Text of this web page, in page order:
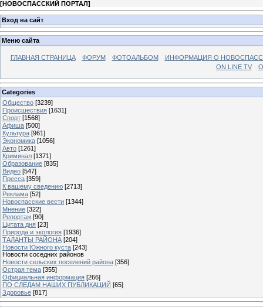
[НОВОСПАССКИЙ ПОРТАЛ]
Вход на сайт
Меню сайта
ГЛАВНАЯ СТРАНИЦА ФОРУМ ФОТОАЛЬБОМ
ИНФОРМАЦИЯ О
ON LINE TV
Categories
Общество [3239]
Происшествия [1631]
Спорт [1568]
Афиша [500]
Культура [961]
Экономика [1056]
Авто [1261]
Криминал [1371]
Образование [835]
Видео [547]
Пресса [359]
К вашему сведению [2713]
Реклама [52]
Новоспасские вести [1344]
Мнение [322]
Репортаж [90]
Цитата дня [23]
Природа и экология [1936]
ТАЛАНТЫ РАЙОНА [204]
Новости Южного куста [243]
Новости соседних районов
Новости сельских поселений района [356]
Острая тема [355]
Официальная информация [266]
ПО СЛЕДАМ НАШИХ ПУБЛИКАЦИЙ [65]
Здоровье [817]